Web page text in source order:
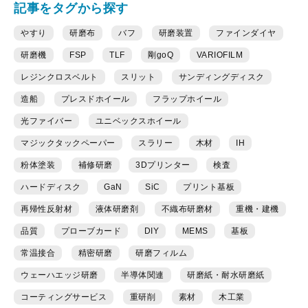
記事をタグから探す
やすり 研磨布 バフ 研磨装置 ファインダイヤ
研磨機 FSP TLF 剛goQ VARIOFILM
レジンクロスベルト スリット サンディングディスク
造船 プレスドホイール フラップホイール
光ファイバー ユニベックスホイール
マジックタックペーパー スラリー 木材 IH
粉体塗装 補修研磨 3Dプリンター 検査
ハードディスク GaN SiC プリント基板
再帰性反射材 液体研磨剤 不織布研磨材 重機・建機
品質 プローブカード DIY MEMS 基板
常温接合 精密研磨 研磨フィルム
ウェーハエッジ研磨 半導体関連 研磨紙・耐水研磨紙
コーティングサービス 重研削 素材 木工業